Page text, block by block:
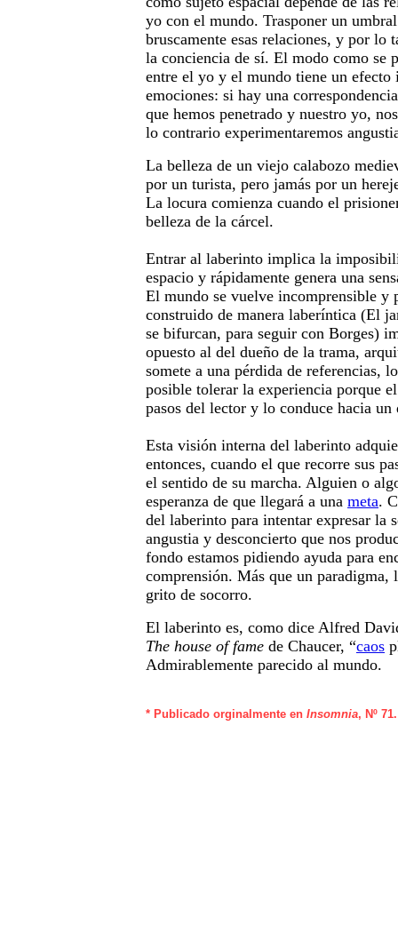
yo con el mundo. Trasponer un
bruscamente esas relaciones, y por lo
la conciencia de sí. El modo como se
entre el yo y el mundo tiene un efecto
emociones: si hay una
que hemos penetrado y nuestro yo,
lo contrario experimentaremos
La belleza de un viejo calabozo
por un turista, pero jamás por un
La locura comienza cuando el
belleza de la cárcel.
Entrar al laberinto implica la
espacio y rápidamente genera una
El mundo se vuelve incomprensible y
construido de manera laberíntica (El
se bifurcan, para seguir con Borges)
opuesto al del dueño de la trama,
somete a una pérdida de referencias,
posible tolerar la experiencia porque
pasos del lector y lo conduce hacia un
Esta visión interna del laberinto
entonces, cuando el que recorre sus
el sentido de su marcha. Alguien o
esperanza de que llegará a una meta.
del laberinto para intentar expresar la
angustia y desconcierto que nos
fondo estamos pidiendo ayuda para
comprensión. Más que un paradigma,
grito de socorro.
El laberinto es, como dice Alfred
The house of fame de Chaucer, “caos
Admirablemente parecido al mundo.
* Publicado orginalmente en Insomnia, Nº 71.